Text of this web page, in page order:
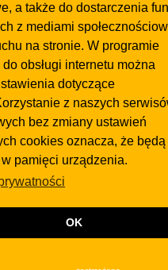
a także do dostarczenia
z mediami
na stronie. W programie
do obsługi internetu można
dotyczące
z naszych
bez zmiany ustawień
cookies oznacza, że
pamięci urządzenia.
OK
Gazeta
Olkusz
Kontakt
Strefa dla biznesu
Biura nieruchomości
Dealerzy i autokomisy
Skontaktuj się z nami
regulaminuiPolityki Prywatności.
Klauzula FB
NEON sp. z o.o. (dawniej: FIRMA NEON
z siedzibą w Olkuszu, ul.Żuradzka 15, 32-